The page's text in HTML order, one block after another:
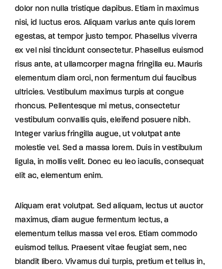
dolor non nulla tristique dapibus. Etiam in maximus
nisi, id luctus eros. Aliquam varius ante quis lorem
egestas, at tempor justo tempor. Phasellus viverra
ex vel nisi tincidunt consectetur. Phasellus euismod
risus ante, at ullamcorper magna fringilla eu. Mauris
elementum diam orci, non fermentum dui faucibus
ultricies. Vestibulum maximus turpis at congue
rhoncus. Pellentesque mi metus, consectetur
vestibulum convallis quis, eleifend posuere nibh.
Integer varius fringilla augue, ut volutpat ante
molestie vel. Sed a massa lorem. Duis in vestibulum
ligula, in mollis velit. Donec eu leo iaculis, consequat
elit ac, elementum enim.
Aliquam erat volutpat. Sed aliquam, lectus ut auctor
maximus, diam augue fermentum lectus, a
elementum tellus massa vel eros. Etiam commodo
euismod tellus. Praesent vitae feugiat sem, nec
blandit libero. Vivamus dui turpis, pretium et tellus in,